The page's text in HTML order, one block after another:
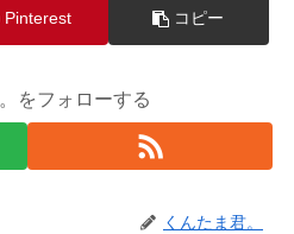
Pinterest コピー
をフォローする
くんたま君。